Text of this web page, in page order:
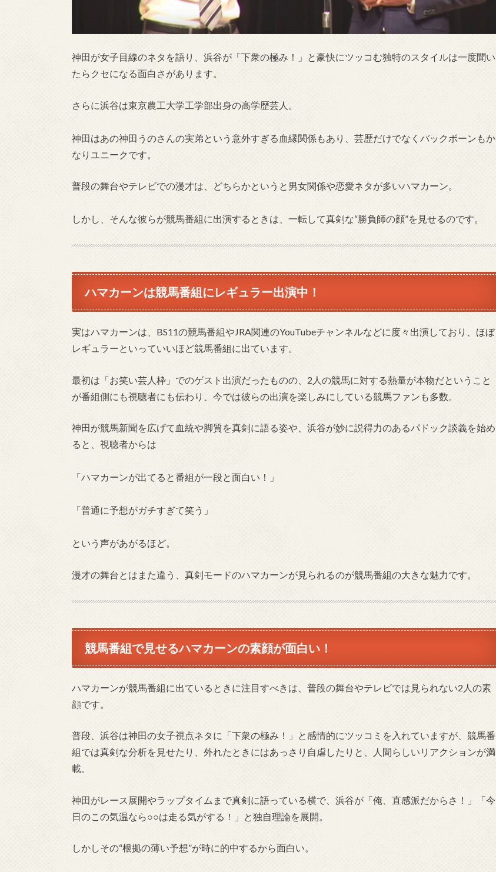
神田が女子目線のネタを語り、浜谷が「下衆の極み！」と豪快にツッコむ独特のスタイルは一度聞い
たらクセになる面白さがあります。
さらに浜谷は東京農工大学工学部出身の高学歴芸人。
神田はあの神田うのさんの実弟という意外すぎる血縁関係もあり、芸歴だけでなくバックボーンもか
なりユニークです。
普段の舞台やテレビでの漫才は、どちらかというと男女関係や恋愛ネタが多いハマカーン。
しかし、そんな彼らが競馬番組に出演するときは、一転して真剣な“勝負師の顔”を見せるのです。
ハマカーンは競馬番組にレギュラー出演中！
実はハマカーンは、BS11の競馬番組やJRA関連のYouTubeチャンネルなどに度々出演しており、ほぼ
レギュラーといっていいほど競馬番組に出ています。
最初は「お笑い芸人枠」でのゲスト出演だったものの、2人の競馬に対する熱量が本物だということ
が番組側にも視聴者にも伝わり、今では彼らの出演を楽しみにしている競馬ファンも多数。
神田が競馬新聞を広げて血統や脚質を真剣に語る姿や、浜谷が妙に説得力のあるパドック談義を始め
ると、視聴者からは
「ハマカーンが出てると番組が一段と面白い！」
「普通に予想がガチすぎて笑う」
という声があがるほど。
漫才の舞台とはまた違う、真剣モードのハマカーンが見られるのが競馬番組の大きな魅力です。
競馬番組で見せるハマカーンの素顔が面白い！
ハマカーンが競馬番組に出ているときに注目すべきは、普段の舞台やテレビでは見られない2人の素
顔です。
普段、浜谷は神田の女子視点ネタに「下衆の極み！」と感情的にツッコミを入れていますが、競馬番
組では真剣な分析を見せたり、外れたときにはあっさり自虐したりと、人間らしいリアクションが満
載。
神田がレース展開やラップタイムまで真剣に語っている横で、浜谷が「俺、直感派だからさ！」「今
日のこの気温なら○○は走る気がする！」と独自理論を展開。
しかしその“根拠の薄い予想”が時に的中するから面白い。